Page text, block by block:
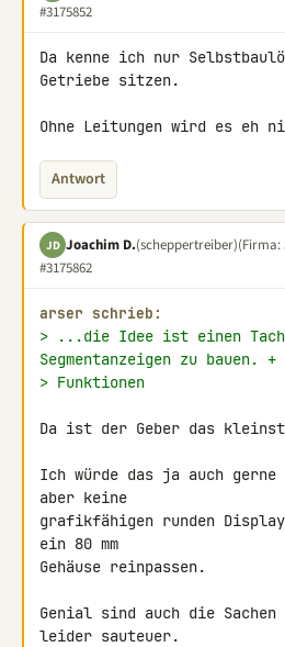
#3175852
Da kenne ich nur
Getriebe sitzen.
Ohne Leitungen wird es eh
Antwort
JD Joachim D.(scheppertreiber)(Firma:
#3175862
arser schrieb:
> ...die Idee ist einen
Segmentanzeigen zu bauen. +
> Funktionen
Da ist der Geber das
Ich würde das ja auch gerne
aber keine
grafikfähigen runden
ein 80 mm
Gehäuse reinpassen.
Genial sind auch die Sachen
leider sauteuer.